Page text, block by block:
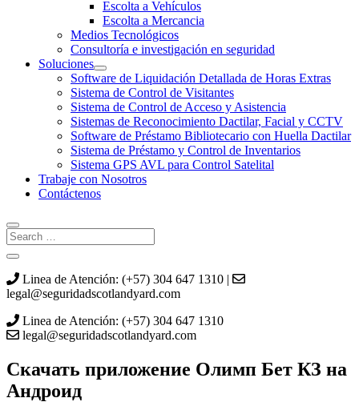
Escolta a Vehículos
Escolta a Mercancia
Medios Tecnológicos
Consultoría e investigación en seguridad
Soluciones
Software de Liquidación Detallada de Horas Extras
Sistema de Control de Visitantes
Sistema de Control de Acceso y Asistencia
Sistemas de Reconocimiento Dactilar, Facial y CCTV
Software de Préstamo Bibliotecario con Huella Dactilar
Sistema de Préstamo y Control de Inventarios
Sistema GPS AVL para Control Satelital
Trabaje con Nosotros
Contáctenos
Linea de Atención: (+57) 304 647 1310 |
legal@seguridadscotlandyard.com
Linea de Atención: (+57) 304 647 1310
legal@seguridadscotlandyard.com
Скачать приложение Олимп Бет КЗ на
Андроид